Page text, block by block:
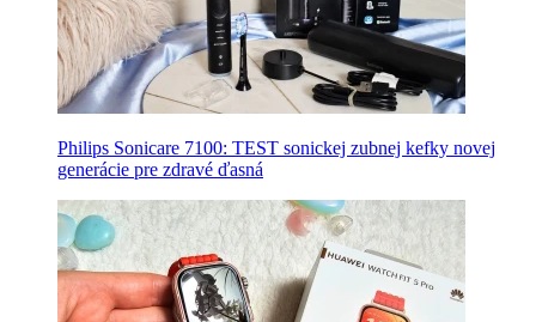
Philips Sonicare 7100: TEST sonickej zubnej kefky novej
generácie pre zdravé ďasná